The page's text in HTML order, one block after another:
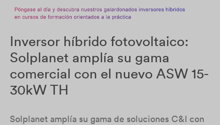
Inversor híbrido fotovoltaico:
Solplanet amplía su gama
comercial con el nuevo ASW 15-
30kW TH
Solplanet amplía su gama de soluciones C&I con